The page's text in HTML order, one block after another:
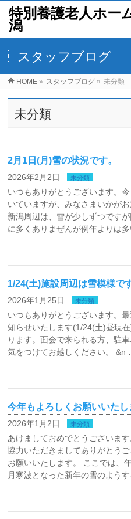
特別養護老人ホー
潟
スタッフブログ
HOME » スタッフブログ » 未分類
未分類
2月1日(月)雪の状況です。
2026年2月2日 未分類
いつもありがとうございます。
いていますが、みなさまいかが
新潟周辺は、雪が少しずつです
に多くありまぜんが例年よりは
1/24(土)施設周辺は雪模様で
2026年1月25日 未分類
いつもありがとうございます。
知らせいたします(1/24(土)昼現
ります。面会で来られる方、駐
気をつけてお越しください。 &n
今年もよろしくお願いいたし
2026年1月2日 未分類
あけましておめでとうございま
協力いただきましてありがとう
お願いいたします。 ここでは、
月寒波となった新年の雪のよう